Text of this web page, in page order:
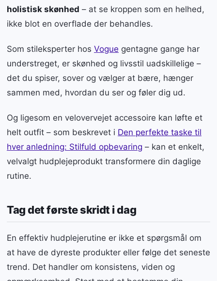
holistisk skønhed – at se kroppen som en helhed,
ikke blot en overflade der behandles.
Som stileksperter hos Vogue gentagne gange har
understreget, er skønhed og livsstil uadskillelige –
det du spiser, sover og vælger at bære, hænger
sammen med, hvordan du ser og føler dig ud.
Og ligesom en velovervejet accessoire kan løfte et
helt outfit – som beskrevet i Den perfekte taske til
hver anledning: Stilfuld opbevaring – kan et enkelt,
velvalgt hudplejeprodukt transformere din daglige
rutine.
Tag det første skridt i dag
En effektiv hudplejerutine er ikke et spørgsmål om
at have de dyreste produkter eller følge det seneste
trend. Det handler om konsistens, viden og